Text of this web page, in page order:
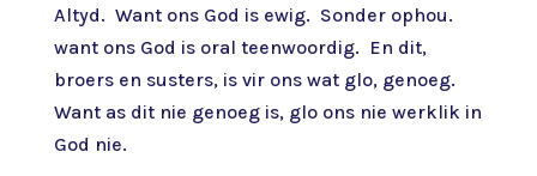
Altyd. Want ons God is ewig. Sonder ophou.
want ons God is oral teenwoordig. En dit,
broers en susters, is vir ons wat glo, genoeg.
Want as dit nie genoeg is, glo ons nie werklik in
God nie.